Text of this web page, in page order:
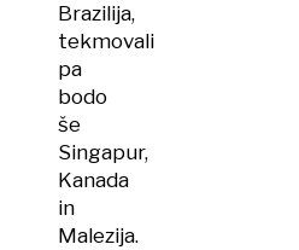
Brazilija,
tekmovali
pa
bodo
še
Singapur,
Kanada
in
Malezija.